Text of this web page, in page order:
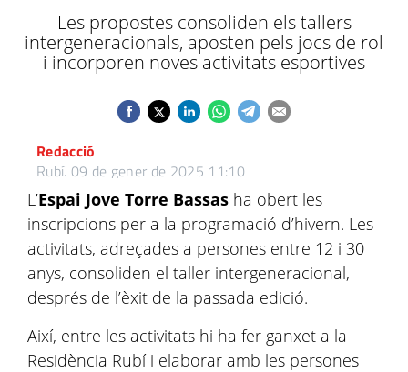
Les propostes consoliden els tallers
intergeneracionals, aposten pels jocs de rol
i incorporen noves activitats esportives
Redacció
Rubí. 09 de gener de 2025 11:10
L’Espai Jove Torre Bassas ha obert les
inscripcions per a la programació d’hivern. Les
activitats, adreçades a persones entre 12 i 30
anys, consoliden el taller intergeneracional,
després de l’èxit de la passada edició.
Així, entre les activitats hi ha fer ganxet a la
Residència Rubí i elaborar amb les persones